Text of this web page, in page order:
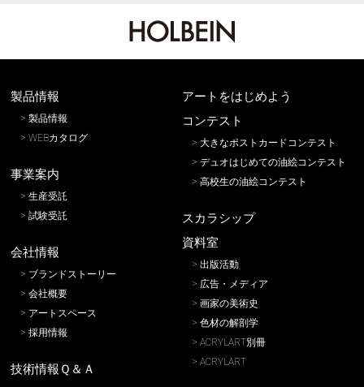
製品情報
製品情報
WEBカタログ
事業案内
生産受託
試験受託
会社情報
ブランドストーリー
会社概要
アートスペース
採用情報
アートをはじめよう
コンテスト
大きなポストカードコンテスト
デュオはじめての油絵コンテスト
高校生の油絵コンテスト
スカラシップ
資料室
出版活動
広告・メディア
画家の美術史
色材の解剖学
ACRYLART別冊
ACRYLART
技術情報Ｑ＆Ａ